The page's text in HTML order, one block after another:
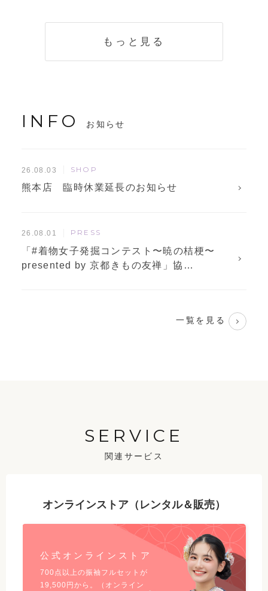
もっと見る
INFO お知らせ
26.08.03 SHOP
熊本店 臨時休業延長のお知らせ
26.08.01 PRESS
「#着物女子発掘コンテスト〜暁の桔梗〜
presented by 京都きもの友禅」協…
一覧を見る
SERVICE
関連サービス
オンラインストア（レンタル＆販売）
公式オンラインストア
700点以上の振袖フルセットが
19,500 円から。（オンライン